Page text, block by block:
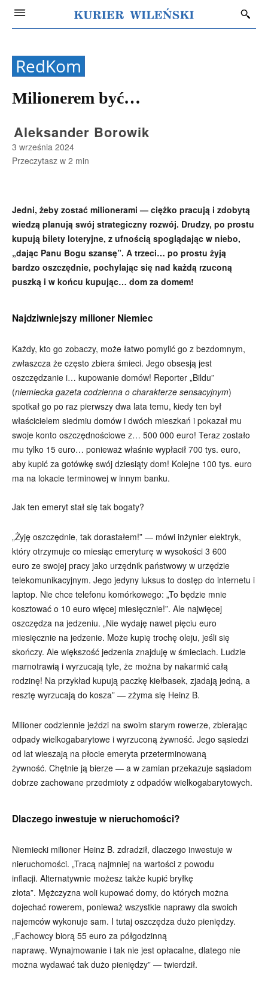
RedKom
Milionerem być…
Aleksander Borowik
3 września 2024
Przeczytasz w 2 min
Jedni, żeby zostać milionerami — ciężko pracują i zdobytą
wiedzą planują swój strategiczny rozwój. Drudzy, po prostu
kupują bilety loteryjne, z ufnością spoglądając w niebo,
„dając Panu Bogu szansę”. A trzeci… po prostu żyją
bardzo oszczędnie, pochylając się nad każdą rzuconą
puszką i w końcu kupując… dom za domem!
Najdziwniejszy milioner Niemiec
Każdy, kto go zobaczy, może łatwo pomylić go z bezdomnym,
zwłaszcza że często zbiera śmieci. Jego obsesją jest
oszczędzanie i… kupowanie domów! Reporter „Bildu”
(niemiecka gazeta codzienna o charakterze sensacyjnym)
spotkał go po raz pierwszy dwa lata temu, kiedy ten był
właścicielem siedmiu domów i dwóch mieszkań i pokazał mu
swoje konto oszczędnościowe z… 500 000 euro! Teraz zostało
mu tylko 15 euro… ponieważ właśnie wypłacił 700 tys. euro,
aby kupić za gotówkę swój dziesiąty dom! Kolejne 100 tys. euro
ma na lokacie terminowej w innym banku.
Jak ten emeryt stał się tak bogaty?
„Żyję oszczędnie, tak dorastałem!” — mówi inżynier elektryk,
który otrzymuje co miesiąc emeryturę w wysokości 3 600
euro ze swojej pracy jako urzędnik państwowy w urzędzie
telekomunikacyjnym. Jego jedyny luksus to dostęp do internetu i
laptop. Nie chce telefonu komórkowego: „To będzie mnie
kosztować o 10 euro więcej miesięcznie!”. Ale najwięcej
oszczędza na jedzeniu. „Nie wydaję nawet pięciu euro
miesięcznie na jedzenie. Może kupię trochę oleju, jeśli się
skończy. Ale większość jedzenia znajduję w śmieciach. Ludzie
marnotrawią i wyrzucają tyle, że można by nakarmić całą
rodzinę! Na przykład kupują paczkę kiełbasek, zjadają jedną, a
resztę wyrzucają do kosza” — zżyma się Heinz B.
Milioner codziennie jeździ na swoim starym rowerze, zbierając
odpady wielkogabarytowe i wyrzuconą żywność. Jego sąsiedzi
od lat wieszają na płocie emeryta przeterminowaną
żywność. Chętnie ją bierze — a w zamian przekazuje sąsiadom
dobrze zachowane przedmioty z odpadów wielkogabarytowych.
Dlaczego inwestuje w nieruchomości?
Niemiecki milioner Heinz B. zdradził, dlaczego inwestuje w
nieruchomości. „Tracą najmniej na wartości z powodu
inflacji. Alternatywnie możesz także kupić bryłkę
złota”. Mężczyzna woli kupować domy, do których można
dojechać rowerem, ponieważ wszystkie naprawy dla swoich
najemców wykonuje sam. I tutaj oszczędza dużo pieniędzy.
„Fachowcy biorą 55 euro za półgodzinną
naprawę. Wynajmowanie i tak nie jest opłacalne, dlatego nie
można wydawać tak dużo pieniędzy” — twierdził.